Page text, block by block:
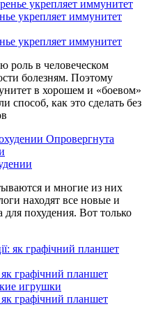
укрепляет иммунитет
укрепляет иммунитет
роль в человеческом
болезням. Поэтому
в хорошем и «боевом»
способ, как это сделать без
Опровергнута
и многие из них
находят все новые и
для похудения. Вот только
як графічний планшет
игрушки
як графічний планшет